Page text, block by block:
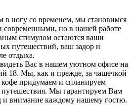
ногу со временем, мы становимся
современными, но в нашей работе
стимулом остаются ваши
путешествий, ваш задор и
отдыха.
Вас в нашем уютном офисе на
18. Мы, как и прежде, за чашечкой
придумаем и спланируем
Мы гарантируем Вам
и внимание каждому нашему гостю.